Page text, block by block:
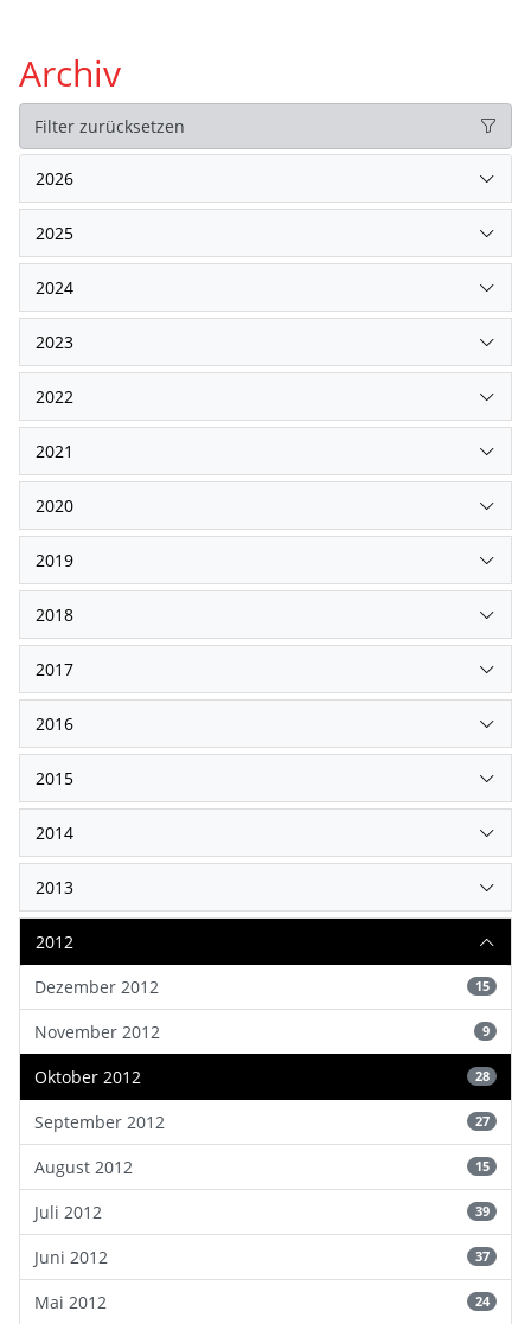
Archiv
Filter zurücksetzen
2026
2025
2024
2023
2022
2021
2020
2019
2018
2017
2016
2015
2014
2013
2012
Dezember 2012
15
November 2012 9
Oktober 2012 28
September 2012 27
August 2012 15
Juli 2012 39
Juni 2012 37
Mai 2012 24